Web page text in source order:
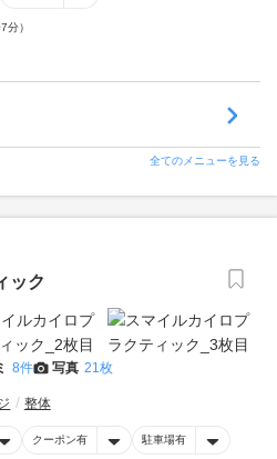
分）
全てのメニューを見る
ック
8件 写真 21枚
整体
クーポン有 駐車場有